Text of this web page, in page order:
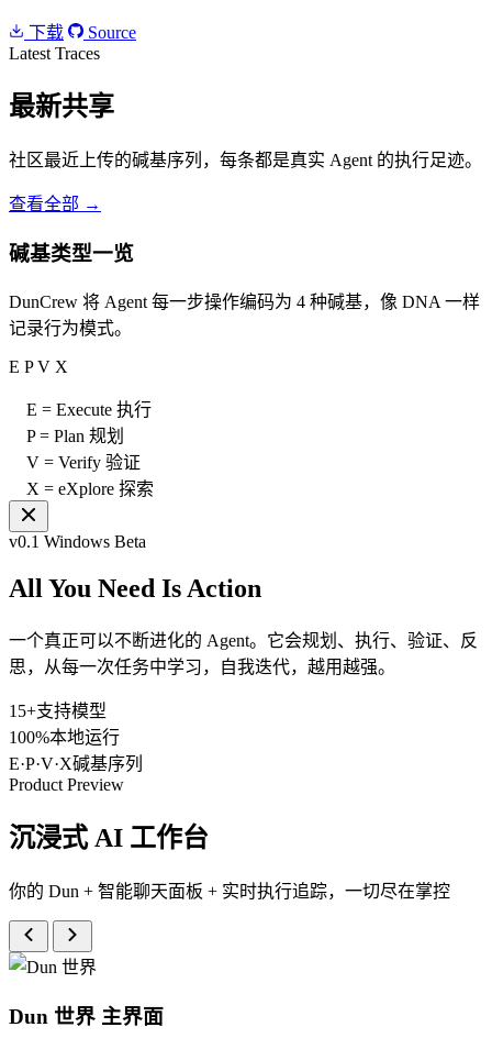
下载
Source
Latest Traces
最新共享
社区最近上传的碱基序列，每条都是真实 Agent 的执行足迹。
查看全部 →
碱基类型一览
DunCrew 将 Agent 每一步操作编码为 4 种碱基，像 DNA 一样
记录行为模式。
E P V X
E = Execute 执行
P = Plan 规划
V = Verify 验证
X = eXplore 探索
v0.1 Windows Beta
All You Need Is Action
一个真正可以不断进化的 Agent。它会规划、执行、验证、反
思，从每一次任务中学习，自我迭代，越用越强。
15+支持模型
100%本地运行
E·P·V·X碱基序列
Product Preview
沉浸式 AI 工作台
你的 Dun + 智能聊天面板 + 实时执行追踪，一切尽在掌控
Dun 世界 主界面